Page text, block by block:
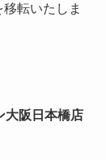
転いたしま
阪日本橋店